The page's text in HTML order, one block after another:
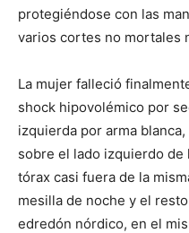
protegiéndose con las
varios cortes no mortales
La mujer falleció
shock hipovolémico por
izquierda por arma
sobre el lado izquierdo de
tórax casi fuera de la
mesilla de noche y el
edredón nórdico, en el